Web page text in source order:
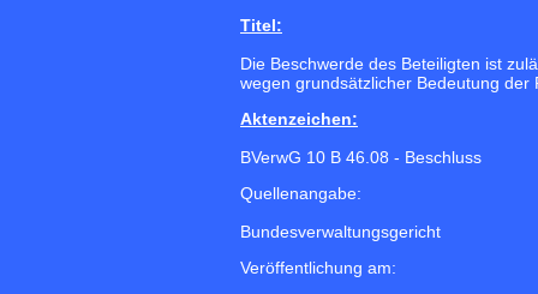
Titel:
Die Beschwerde des Beteiligten ist
wegen grundsätzlicher Bedeutung der
Aktenzeichen:
BVerwG 10 B 46.08 - Beschluss
Quellenangabe:
Bundesverwaltungsgericht
Veröffentlichung am: